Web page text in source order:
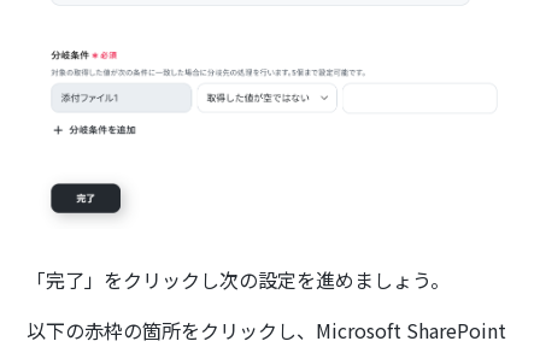
「完了」をクリックし次の設定を進めましょう。
以下の赤枠の箇所をクリックし、Microsoft SharePoint